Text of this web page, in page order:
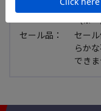
返品・交換： 商品
（※一
セール品：
セー
らか
でき